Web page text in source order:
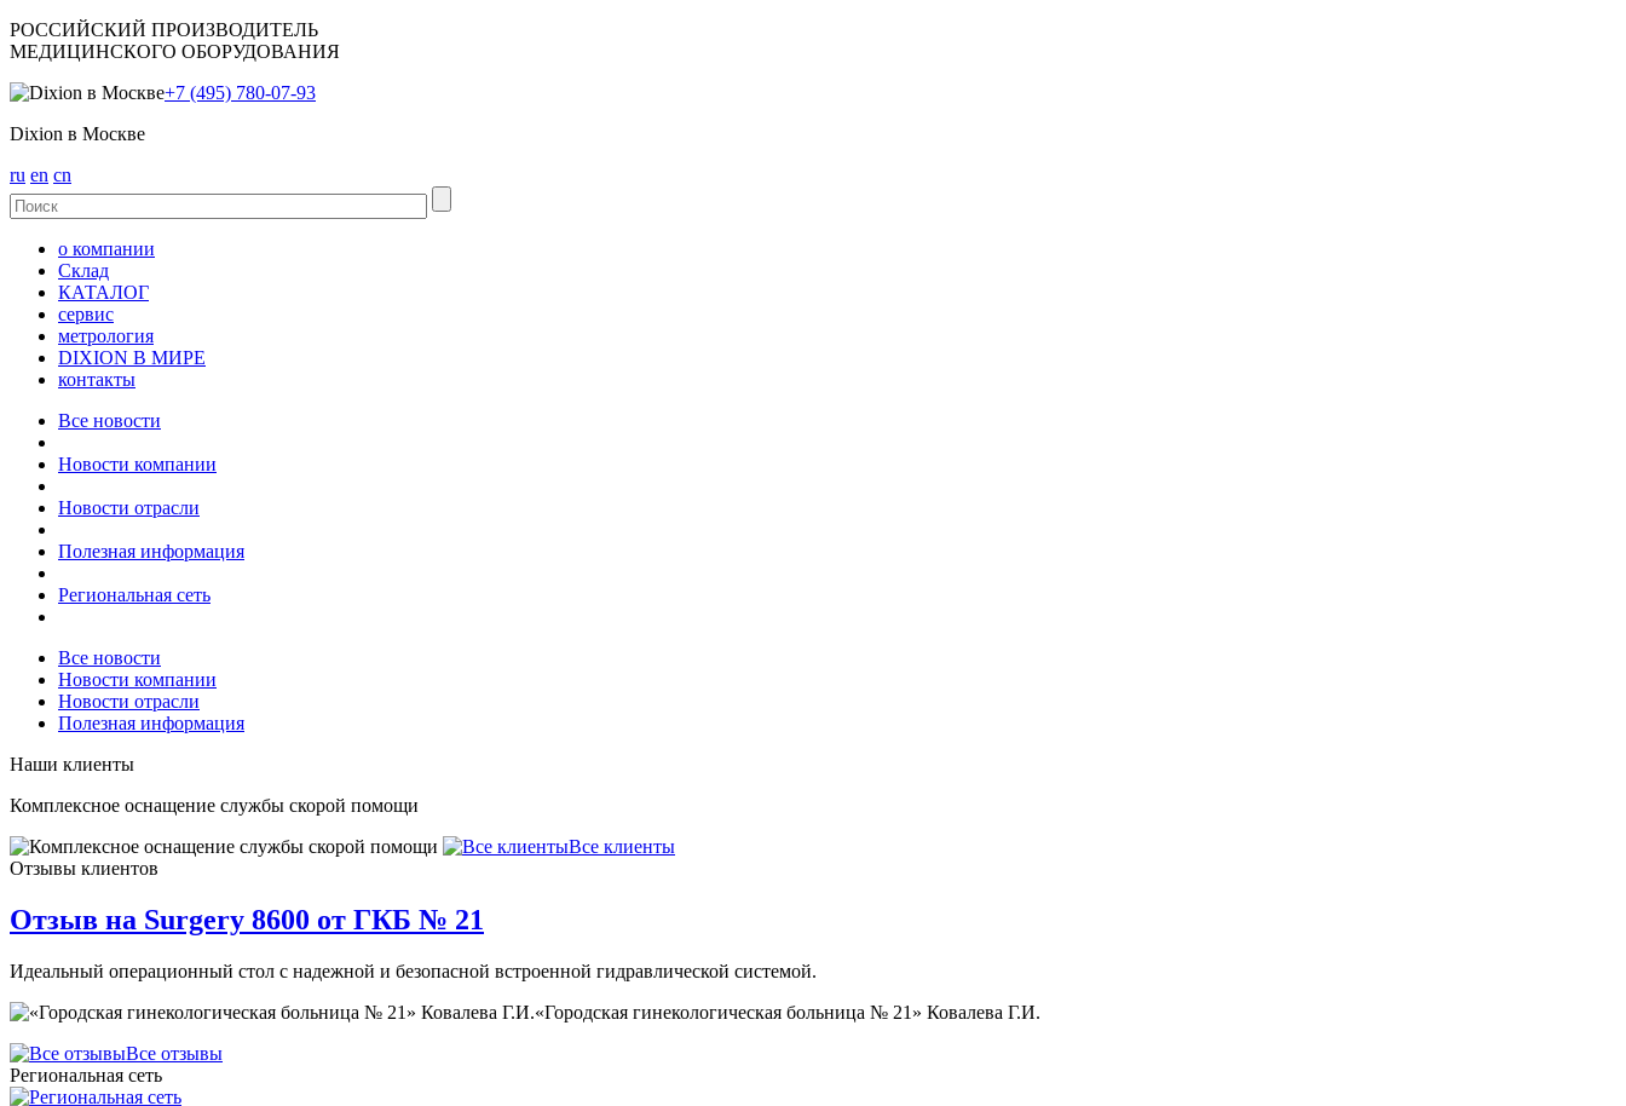
РОССИЙСКИЙ ПРОИЗВОДИТЕЛЬ
МЕДИЦИНСКОГО ОБОРУДОВАНИЯ
+7 (495) 780-07-93
Dixion в Москве
ru en cn
о компании
Склад
КАТАЛОГ
сервис
метрология
DIXION В МИРЕ
контакты
Все новости
Новости компании
Новости отрасли
Полезная информация
Региональная сеть
Все новости
Новости компании
Новости отрасли
Полезная информация
Наши клиенты
Комплексное оснащение службы скорой помощи
Все клиенты
Отзывы клиентов
Отзыв на Surgery 8600 от ГКБ № 21
Идеальный операционный стол с надежной и безопасной встроенной гидравлической системой.
«Городская гинекологическая больница № 21» Ковалева Г.И.
Все отзывы
Региональная сеть